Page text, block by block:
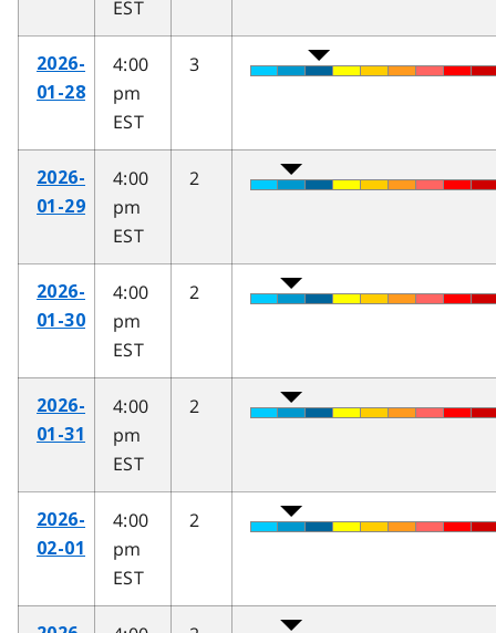
EST
2026-
01-28
4:00
pm
EST
3
2026-
01-29
4:00
pm
EST
2
2026-
01-30
4:00
pm
EST
2
2026-
01-31
4:00
pm
EST
2
2026-
02-01
4:00
pm
EST
2